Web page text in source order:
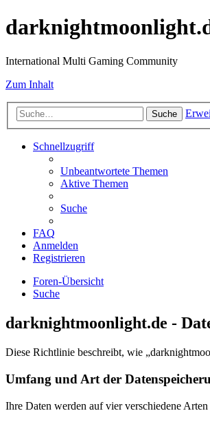
International Multi Gaming Community
Zum Inhalt
Suche
Schnellzugriff
Unbeantwortete Themen
Aktive Themen
Suche
FAQ
Anmelden
Registrieren
Foren-Übersicht
Suche
darknightmoonlight.de -
Diese Richtlinie beschreibt, wie
Umfang und Art der
Ihre Daten werden auf vier verschiedene Arten